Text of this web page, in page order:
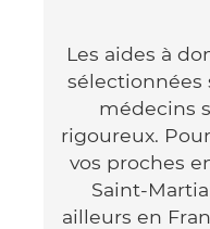
Les aides à
sélectionnées
médecins
rigoureux.
vos proches
Saint-
ailleurs en